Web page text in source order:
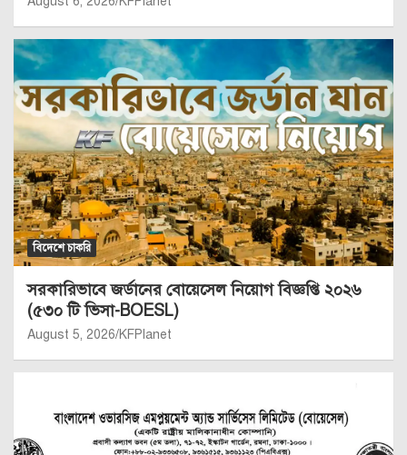
বিদেশে চাকরি
সরকারিভাবে জর্ডানের বোয়েসেল নিয়োগ বিজ্ঞপ্তি ২০২৬
(৫৩০ টি ভিসা-BOESL)
August 5, 2026 KFPlanet